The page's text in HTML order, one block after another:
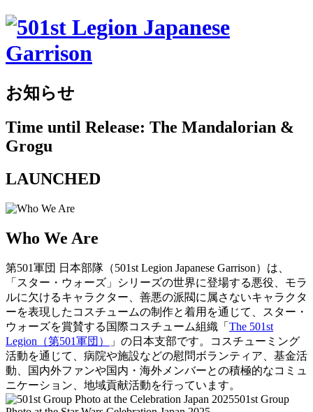
お知らせ
Time until Release: The Mandalorian &
Grogu
LAUNCHED
Who We Are
第501軍団 日本部隊（501st Legion Japanese Garrison）は、
「スター・ウォーズ」シリーズの世界に登場する悪役、モラ
ルに欠けるキャラクター、善悪の派閥に属さないキャラクタ
ーを表現したコスチュームの制作と着用を通じて、スター・
ウォーズを賞賛する国際コスチューム組織「 The 501st
Legion（第501軍団）
」の日本支部です。コスチューミング
活動を通じて、病院や施設などの慰問ボランティア、基金活
動、国内外ファンや国内・海外メンバーとの積極的なコミュ
ニケーション、地域貢献活動を行っています。
501st Group